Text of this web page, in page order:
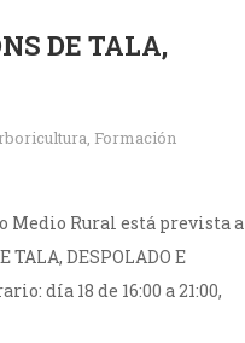
DE TALA,
, Formación
Medio Rural está prevista a
TALA, DESPOLADO E
día 18 de 16:00 a 21:00,